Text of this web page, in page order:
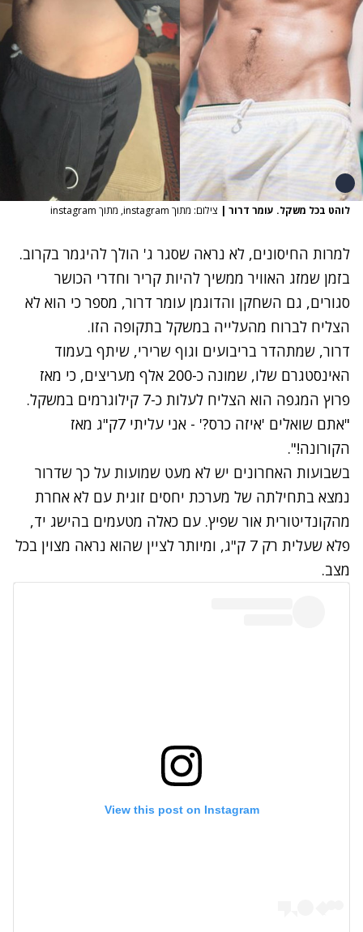
לוהט בכל משקל. עומר דרור | צילום: מתוך instagram, מתוך instagram
למרות החיסונים, לא נראה שסגר ג' הולך להיגמר בקרוב.
בזמן שמזג האוויר ממשיך להיות קריר וחדרי הכושר
סגורים, גם השחקן והדוגמן עומר דרור, מספר כי הוא לא
הצליח לברוח מהעלייה במשקל בתקופה הזו.
דרור, שמתהדר בריבועים וגוף שרירי, שיתף בעמוד
האינסטגרם שלו, שמונה כ-200 אלף מעריצים, כי מאז
פרוץ המגפה הוא הצליח לעלות כ-7 קילוגרמים במשקל.
"אתם שואלים 'איזה כרס?' - אני עליתי 7ק"ג מאז
הקורונה!".
בשבועות האחרונים יש לא מעט שמועות על כך שדרור
נמצא בתחילתה של מערכת יחסים זוגית עם לא אחרת
מהקונדיטורית אור שפיץ. עם כאלה מטעמים בהישג יד,
פלא שעלית רק 7 ק"ג, ומיותר לציין שהוא נראה מצוין בכל
מצב.
View this post on Instagram